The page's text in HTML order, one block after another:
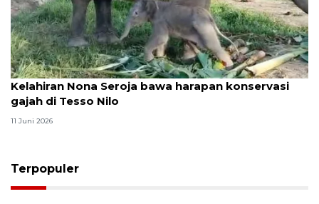
Kelahiran Nona Seroja bawa harapan konservasi
gajah di Tesso Nilo
11 Juni 2026
Terpopuler